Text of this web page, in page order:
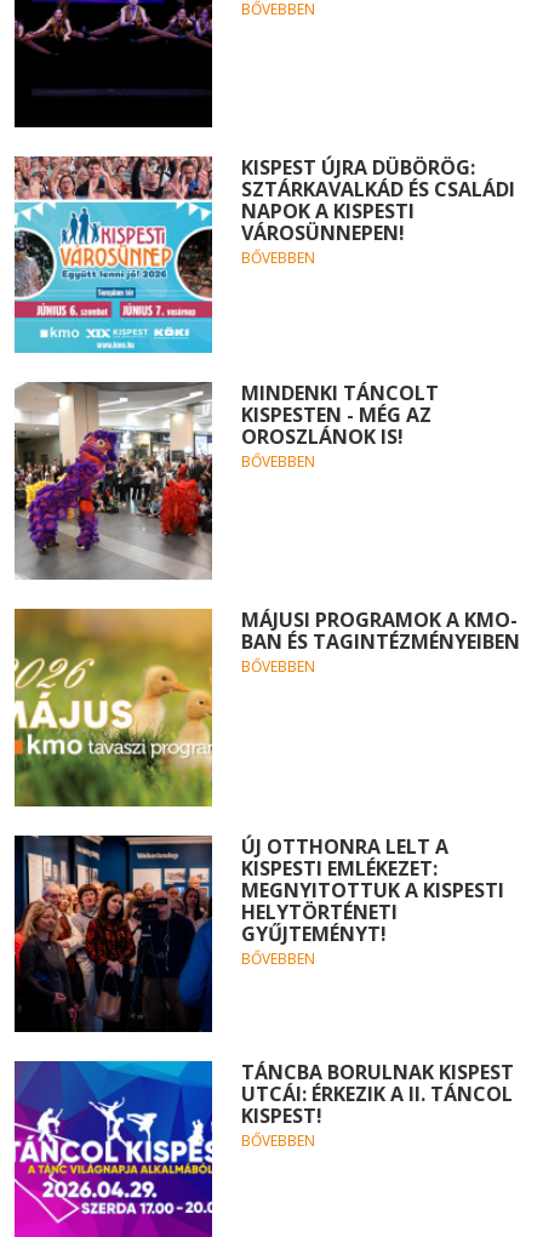
BŐVEBBEN
KISPEST ÚJRA DÜBÖRÖG:
SZTÁRKAVALKÁD ÉS CSALÁDI
NAPOK A KISPESTI
VÁROSÜNNEPEN!
BŐVEBBEN
MINDENKI TÁNCOLT
KISPESTEN - MÉG AZ
OROSZLÁNOK IS!
BŐVEBBEN
MÁJUSI PROGRAMOK A KMO-
BAN ÉS TAGINTÉZMÉNYEIBEN
BŐVEBBEN
ÚJ OTTHONRA LELT A
KISPESTI EMLÉKEZET:
MEGNYITOTTUK A KISPESTI
HELYTÖRTÉNETI
GYŰJTEMÉNYT!
BŐVEBBEN
TÁNCBA BORULNAK KISPEST
UTCÁI: ÉRKEZIK A II. TÁNCOL
KISPEST!
BŐVEBBEN